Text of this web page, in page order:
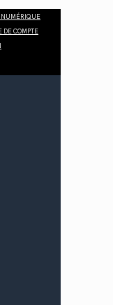
NUMÉRIQUE
DE COMPTE